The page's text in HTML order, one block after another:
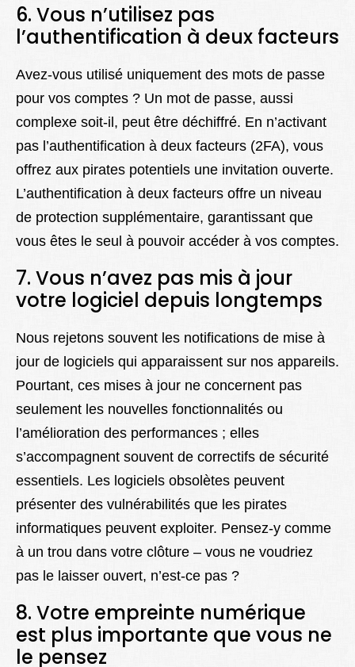
6. Vous n’utilisez pas
l’authentification à deux facteurs
Avez-vous utilisé uniquement des mots de passe
pour vos comptes ? Un mot de passe, aussi
complexe soit-il, peut être déchiffré. En n’activant
pas l’authentification à deux facteurs (2FA), vous
offrez aux pirates potentiels une invitation ouverte.
L’authentification à deux facteurs offre un niveau
de protection supplémentaire, garantissant que
vous êtes le seul à pouvoir accéder à vos comptes.
7. Vous n’avez pas mis à jour
votre logiciel depuis longtemps
Nous rejetons souvent les notifications de mise à
jour de logiciels qui apparaissent sur nos appareils.
Pourtant, ces mises à jour ne concernent pas
seulement les nouvelles fonctionnalités ou
l’amélioration des performances ; elles
s’accompagnent souvent de correctifs de sécurité
essentiels. Les logiciels obsolètes peuvent
présenter des vulnérabilités que les pirates
informatiques peuvent exploiter. Pensez-y comme
à un trou dans votre clôture – vous ne voudriez
pas le laisser ouvert, n’est-ce pas ?
8. Votre empreinte numérique
est plus importante que vous ne
le pensez